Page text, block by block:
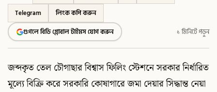
Telegram
লিংক কপি করুন
গুগলে বিডি গ্লোবাল টাইমস যোগ করুন
১ মিনিটে পড়ুন
জব্দকৃত তেল চৌগাছার বিশ্বাস ফিলিং স্টেশনে সরকার নির্ধারিত
মূল্যে বিক্রি করে সরকারি কোষাগারে জমা দেয়ার সিদ্ধান্ত নেয়া